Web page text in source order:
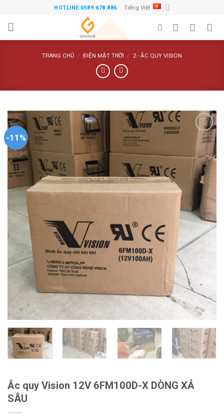
HOTLINE:0589.678.886 Tiếng Việt
TRANG CHỦ / ĐIỆN MẶT TRỜI / 2 - ẮC QUY VISION
-11%
Thêm
danh
sách
ưa
thích
Ắc quy Vision 12V 6FM100D-X DÒNG XẢ
SÂU